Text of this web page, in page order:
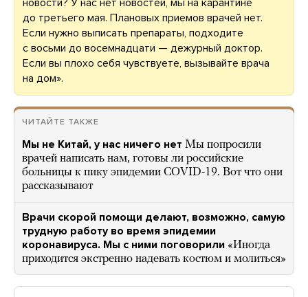
новости? У нас нет новостей, мы на карантине
до третьего мая. Плановых приемов врачей нет.
Если нужно выписать препараты, подходите
с восьми до восемнадцати — дежурный доктор.
Если вы плохо себя чувствуете, вызывайте врача
на дом».
ЧИТАЙТЕ ТАКЖЕ
Мы не Китай, у нас ничего нет Мы попросили
врачей написать нам, готовы ли российские
больницы к пику эпидемии COVID-19. Вот что они
рассказывают
Врачи скорой помощи делают, возможно, самую
трудную работу во время эпидемии
коронавируса. Мы с ними поговорили «Иногда
приходится экстренно надевать костюм и молиться»